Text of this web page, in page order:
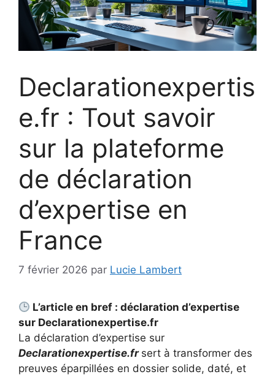
Declarationexpertis
e.fr : Tout savoir
sur la plateforme
de déclaration
d’expertise en
France
7 février 2026 par Lucie Lambert
L’article en bref : déclaration d’expertise
sur Declarationexpertise.fr
La déclaration d’expertise sur
Declarationexpertise.fr sert à transformer des
preuves éparpillées en dossier solide, daté, et